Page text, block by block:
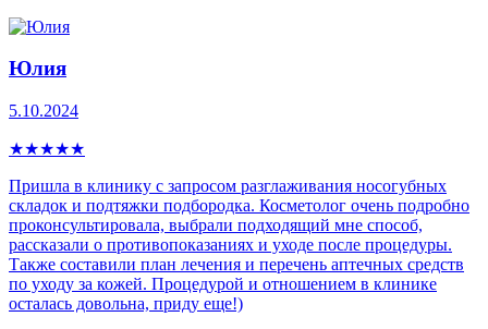
Юлия
5.10.2024
★★★★★
Пришла в клинику с запросом разглаживания носогубных
складок и подтяжки подбородка. Косметолог очень подробно
проконсультировала, выбрали подходящий мне способ,
рассказали о противопоказаниях и уходе после процедуры.
Также составили план лечения и перечень аптечных средств
по уходу за кожей. Процедурой и отношением в клинике
осталась довольна, приду еще!)